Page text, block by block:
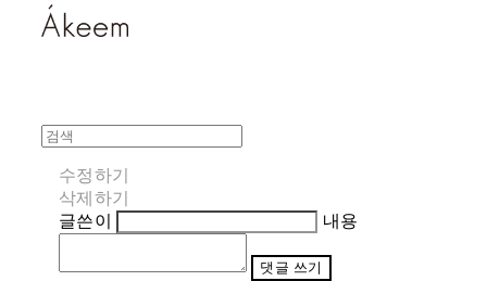
수정하기
삭제하기
글쓴이
내용
댓글 쓰기